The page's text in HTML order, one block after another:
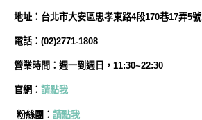
地址：台北市大安區忠孝東路4段170巷17弄5號
電話：(02)2771-1808
營業時間：週一到週日， 11:30~22:30
官網： 請點我
粉絲團： 請點我